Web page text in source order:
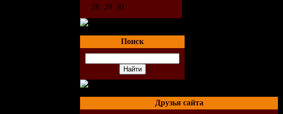
28 29 30
Поиск
Друзья сайта